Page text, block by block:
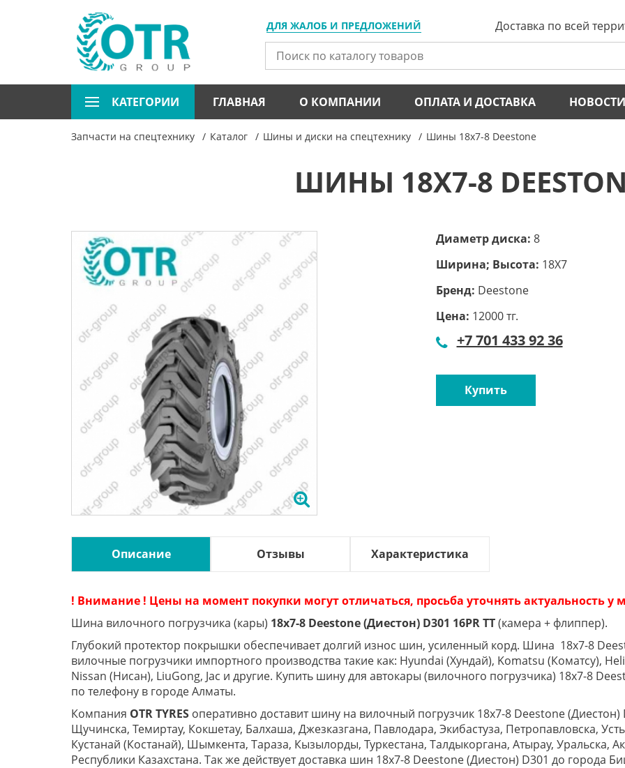
ДЛЯ ЖАЛОБ И ПРЕДЛОЖЕНИЙ Доставка по всей
КАТЕГОРИИ ГЛАВНАЯ О КОМПАНИИ ОПЛАТА И ДОСТАВКА НОВОСТИ
Запчасти на спецтехнику Каталог Шины и диски на спецтехнику Шины 18x7-8 Deestone
ШИНЫ 18X7-8
Диаметр диска: 8
Ширина; Высота: 18X7
Бренд: Deestone
Цена: 12000 тг.
+7 701 433 92 36
Купить
Описание Отзывы Характеристика
! Внимание ! Цены на момент покупки могут отличаться, просьба уточнять актуальность
Шина вилочного погрузчика (кары) 18x7-8 Deestone (Диестон) D301 16PR TT(камера + флиппер).
Глубокий протектор покрышки обеспечивает долгий износ шин, усиленный корд. Шина 18x7-8
вилочные погрузчики импортного производства такие как: Hyundai (Хундай), Komatsu (Коматсу),
Nissan (Нисан), LiuGong, Jac и другие. Купить шину для автокары (вилочного погрузчика) 18x7-8
по телефону в городе Алматы.
Компания OTR TYRES оперативно доставит шину на вилочный погрузчик 18x7-8 Deestone
Щучинска, Темиртау, Кокшетау, Балхаша, Джезказгана, Павлодара, Экибастуза, Петропавловска,
Кустанай (Костанай), Шымкента, Тараза, Кызылорды, Туркестана, Талдыкоргана, Атырау, Уральска,
Республики Казахстана. Так же действует доставка шин 18x7-8 Deestone (Диестон) D301 до города